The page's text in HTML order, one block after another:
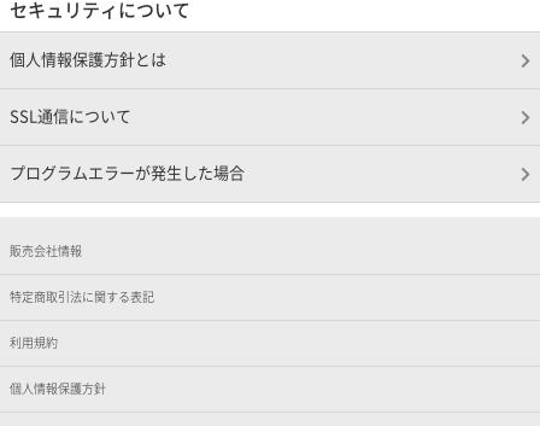
セキュリティについて
個人情報保護方針とは
SSL通信について
プログラムエラーが発生した場合
販売会社情報
特定商取引法に関する表記
利用規約
個人情報保護方針